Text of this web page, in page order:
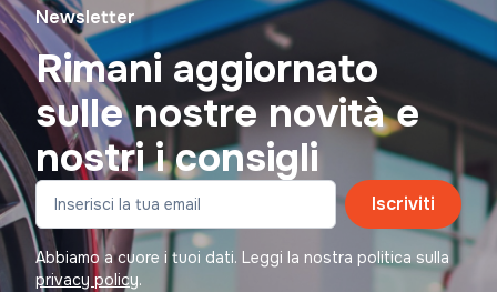
Newsletter
Rimani aggiornato
sulle nostre novità e
nostri i consigli
Iscriviti
Abbiamo a cuore i tuoi dati. Leggi la nostra politica sulla
privacy policy.